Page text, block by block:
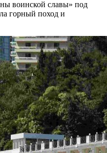
воинской славы» под
горный поход и